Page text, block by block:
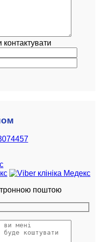
поштою